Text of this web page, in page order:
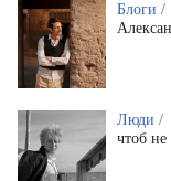
Блоги /
Люди /
чтоб